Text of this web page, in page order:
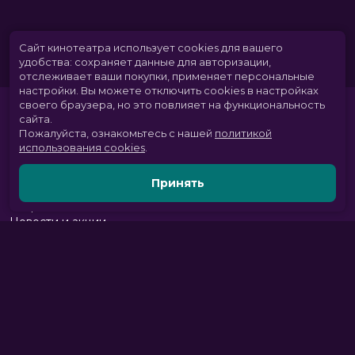
Скоро в кино
Новости и акции
Сайт кинотеатра использует cookies для вашего
удобства: сохраняет данные для авторизации,
отслеживает ваши покупки, применяет персональные
настройки. Вы можете отключить cookies в настройках
своего браузера, но это повлияет на функциональность
сайта.
Пожалуйста, ознакомьтесь с нашей политикой
использования cookies
Принять